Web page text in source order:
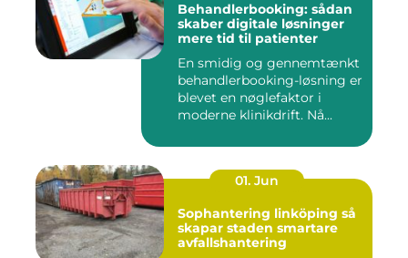
Behandlerbooking: sådan
skaber digitale løsninger
mere tid til patienter
En smidig og gennemtænkt
behandlerbooking-løsning er
blevet en nøglefaktor i
moderne klinikdrift. Nå...
01. Jun
Sophantering linköping så
skapar staden smartare
avfallshantering